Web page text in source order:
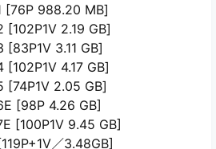
[76P 988.20 MB]
[102P1V 2.19 GB]
3.11 GB]
4.17 GB]
[74P1V 2.05 GB]
[98P 4.26 GB]
[100P1V 9.45 GB]
／3.48GB]